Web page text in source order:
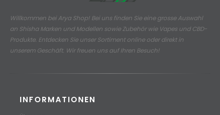
Willkommen bei Arya Shop! Bei uns finden Sie eine grosse Auswahl
an Shisha Marken und Modellen sowie Zubehör wie Vapes und CBD-
Produkte. Entdecken Sie unser Sortiment online oder direkt in
unserem Geschäft. Wir freuen uns auf Ihren Besuch!
INFORMATIONEN